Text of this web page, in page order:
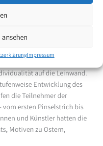
Impressum
der Kleinigkeiten».
weiter entwickeln und
Im regen Austausch
auf die Leinwand.
Entwicklung des
die Teilnehmer der
vom ersten Pinselstrich bis
und Künstler hatten die
Motiven zu Ostern,